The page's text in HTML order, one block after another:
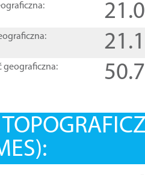
geograficzna: